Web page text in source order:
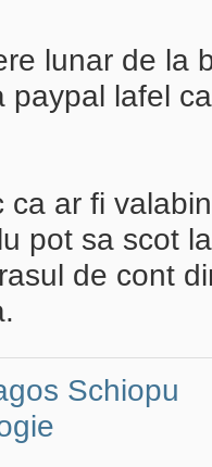
lunar de la
paypal lafel
ca ar fi
pot sa scot
de cont
Schiopu